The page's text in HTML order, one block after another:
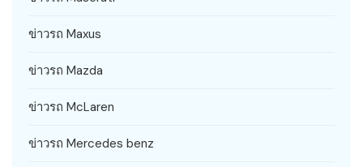
ข่าวรถ Maxus
ข่าวรถ Mazda
ข่าวรถ McLaren
ข่าวรถ Mercedes benz